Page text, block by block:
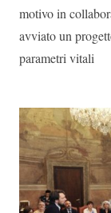
motivo in
avviato un
parametri vitali